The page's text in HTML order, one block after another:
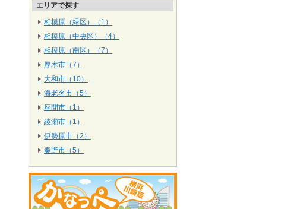
エリアで探す
相模原（緑区）（1）
相模原（中央区）（4）
相模原（南区）（7）
厚木市（7）
大和市（10）
海老名市（5）
座間市（1）
綾瀬市（1）
伊勢原市（2）
秦野市（5）